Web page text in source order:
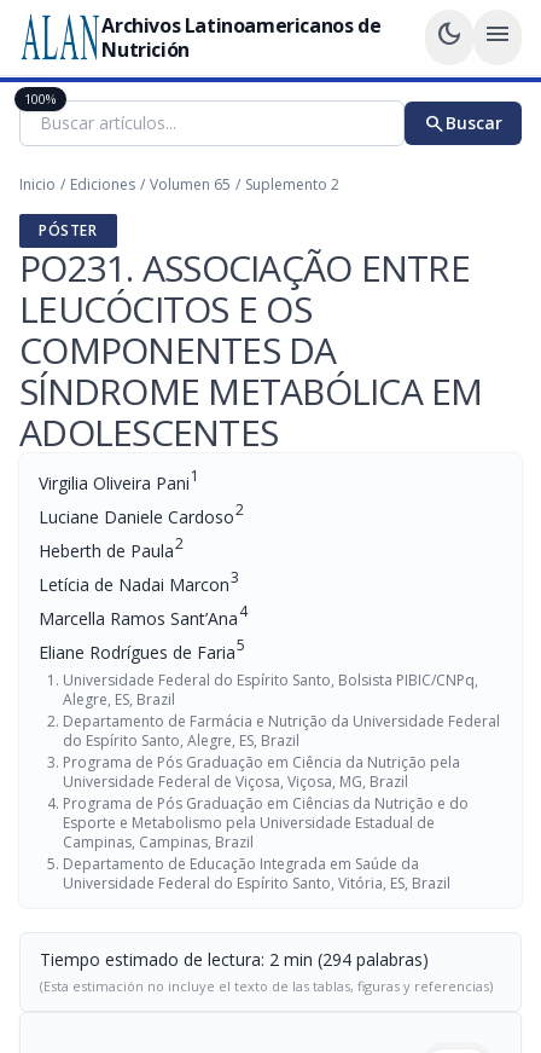
Archivos Latinoamericanos de
Nutrición
dark_mode menu
searchBuscar
Inicio / Ediciones / Volumen 65 / Suplemento 2
PÓSTER
PO231. ASSOCIAÇÃO ENTRE
LEUCÓCITOS E OS
COMPONENTES DA
SÍNDROME METABÓLICA EM
ADOLESCENTES
Virgilia Oliveira Pani1
Luciane Daniele Cardoso2
Heberth de Paula2
Letícia de Nadai Marcon3
Marcella Ramos Sant’Ana4
Eliane Rodrígues de Faria5
Universidade Federal do Espírito Santo, Bolsista PIBIC/CNPq,
Alegre, ES, Brazil
Departamento de Farmácia e Nutrição da Universidade Federal
do Espírito Santo, Alegre, ES, Brazil
Programa de Pós Graduação em Ciência da Nutrição pela
Universidade Federal de Viçosa, Viçosa, MG, Brazil
Programa de Pós Graduação em Ciências da Nutrição e do
Esporte e Metabolismo pela Universidade Estadual de
Campinas, Campinas, Brazil
Departamento de Educação Integrada em Saúde da
Universidade Federal do Espírito Santo, Vitória, ES, Brazil
Tiempo estimado de lectura: 2 min (294 palabras)
(Esta estimación no incluye el texto de las tablas, figuras y referencias)
100%